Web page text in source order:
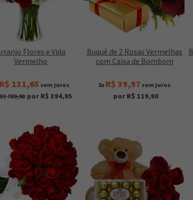
Flores e Vida
Vermelho
R$ 131,65 sem juros
789,90 por R$ 394,95
Buquê de 2 Rosas Vermelhas
com Caixa de Bombom
3x R$ 39,97 sem juros
por R$ 119,90